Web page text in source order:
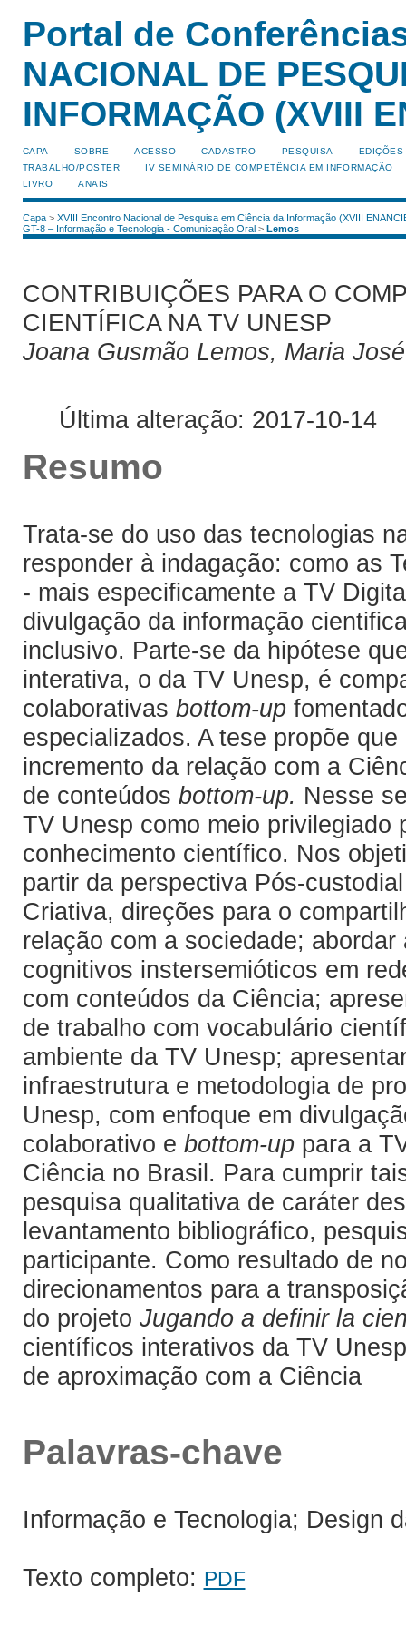
Portal de
NACIONAL DE
INFORMAÇÃO (XVIII
CAPA SOBRE ACESSO CADASTRO PESQUISA
EDIÇÕES
TRABALHO/POSTER
IV SEMINÁRIO DE COMPETÊNCIA EM INFORMAÇÃO
LIVRO
ANAIS
Capa> XVIII Encontro Nacional de Pesquisa em Ciência da Informação (XVIII
GT-8 – Informação e Tecnologia - Comunicação Oral> Lemos
CONTRIBUIÇÕES PARA O
CIENTÍFICA NA TV UNESP
Joana Gusmão Lemos, Maria
Última alteração: 2017-10-14
Resumo
Trata-se do uso das tecnologias
responder à indagação: como as
- mais especificamente a TV
divulgação da informação
inclusivo. Parte-se da hipótese
interativa, o da TV Unesp, é
colaborativas bottom-up
especializados. A tese propõe
incremento da relação com a
de conteúdos bottom-up. Nesse
TV Unesp como meio privilegiado
conhecimento científico. Nos
partir da perspectiva Pós-
Criativa, direções para o
relação com a sociedade;
cognitivos instersemióticos em
com conteúdos da Ciência;
de trabalho com vocabulário
ambiente da TV Unesp;
infraestrutura e metodologia de
Unesp, com enfoque em
colaborativo e bottom-up para a
Ciência no Brasil. Para cumprir
pesquisa qualitativa de caráter
levantamento bibliográfico,
participante. Como resultado de
direcionamentos para a
do projeto Jugando a definir la
científicos interativos da TV
de aproximação com a Ciência
Palavras-chave
Informação e Tecnologia; Design
Texto completo: PDF